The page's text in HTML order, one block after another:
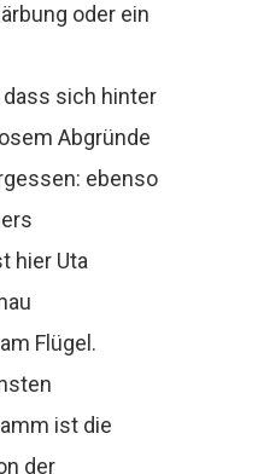
oder ein
sich hinter
Abgründe
ebenso
hier Uta
Flügel.
ist die
der